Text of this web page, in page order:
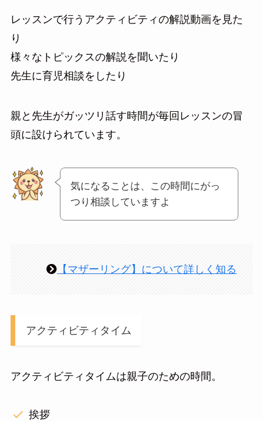
レッスンで行うアクティビティの解説動画を見た
り
様々なトピックスの解説を聞いたり
先生に育児相談をしたり
親と先生がガッツリ話す時間が毎回レッスンの冒
頭に設けられています。
気になることは、この時間にがっ
つり相談していますよ
【マザーリング】について詳しく知る
アクティビティタイム
アクティビティタイムは親子のための時間。
挨拶